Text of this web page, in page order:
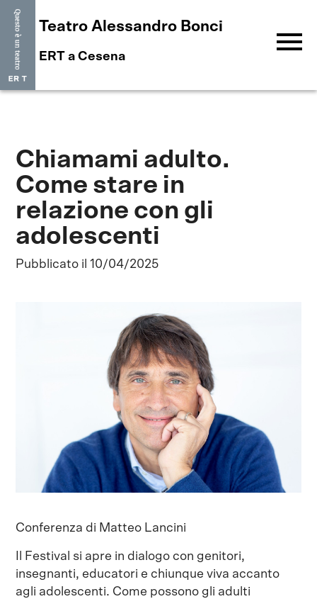
Teatro Alessandro Bonci
ERT a Cesena menu
Chiamami adulto.
Come stare in
relazione con gli
adolescenti
Pubblicato il 10/04/2025
Conferenza di Matteo Lancini
Il Festival si apre in dialogo con genitori,
insegnanti, educatori e chiunque viva accanto
agli adolescenti. Come possono gli adulti